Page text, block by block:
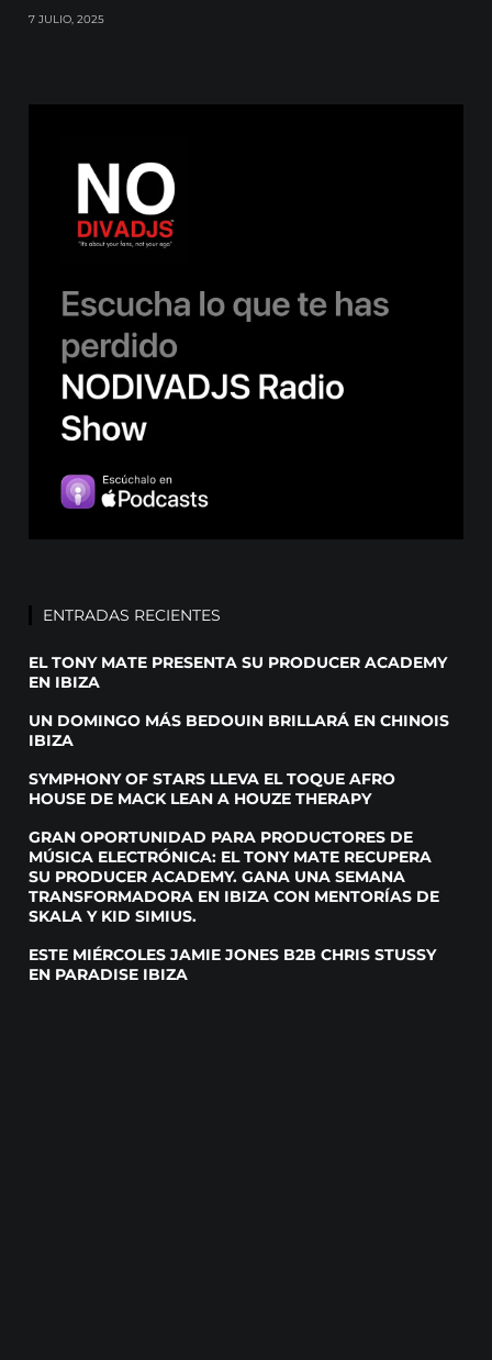
7 JULIO, 2025
ENTRADAS RECIENTES
EL TONY MATE PRESENTA SU PRODUCER ACADEMY
EN IBIZA
UN DOMINGO MÁS BEDOUIN BRILLARÁ EN CHINOIS
IBIZA
SYMPHONY OF STARS LLEVA EL TOQUE AFRO
HOUSE DE MACK LEAN A HOUZE THERAPY
GRAN OPORTUNIDAD PARA PRODUCTORES DE
MÚSICA ELECTRÓNICA: EL TONY MATE RECUPERA
SU PRODUCER ACADEMY. GANA UNA SEMANA
TRANSFORMADORA EN IBIZA CON MENTORÍAS DE
SKALA Y KID SIMIUS.
ESTE MIÉRCOLES JAMIE JONES B2B CHRIS STUSSY
EN PARADISE IBIZA